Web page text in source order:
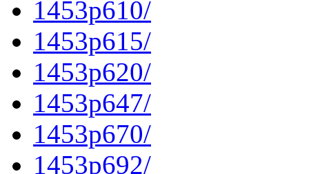
1453p610/
1453p615/
1453p620/
1453p647/
1453p670/
1453p692/